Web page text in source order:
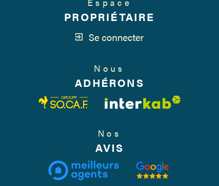
PROPRIÉTAIRE
Se connecter
Nous
ADHÉRONS
Nos
AVIS